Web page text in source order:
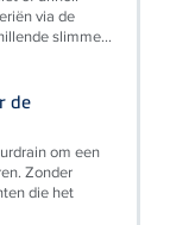
via de
slimme...
de
om een
Zonder
die het